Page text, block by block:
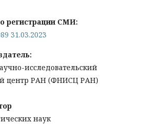
регистрации СМИ:
31.03.2023
исследовательский
центр РАН (ФНИСЦ РАН)
наук